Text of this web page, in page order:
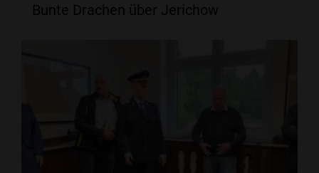
Bunte Drachen über Jerichow